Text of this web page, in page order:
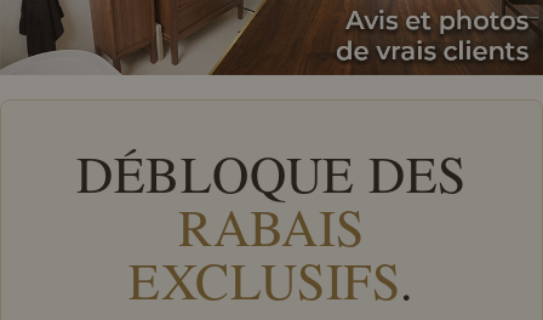
DÉBLOQUE DES
RABAIS
EXCLUSIFS.